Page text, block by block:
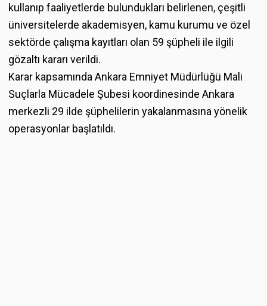
kullanıp faaliyetlerde bulundukları belirlenen, çeşitli
üniversitelerde akademisyen, kamu kurumu ve özel
sektörde çalışma kayıtları olan 59 şüpheli ile ilgili
gözaltı kararı verildi.
Karar kapsamında Ankara Emniyet Müdürlüğü Mali
Suçlarla Mücadele Şubesi koordinesinde Ankara
merkezli 29 ilde şüphelilerin yakalanmasına yönelik
operasyonlar başlatıldı.